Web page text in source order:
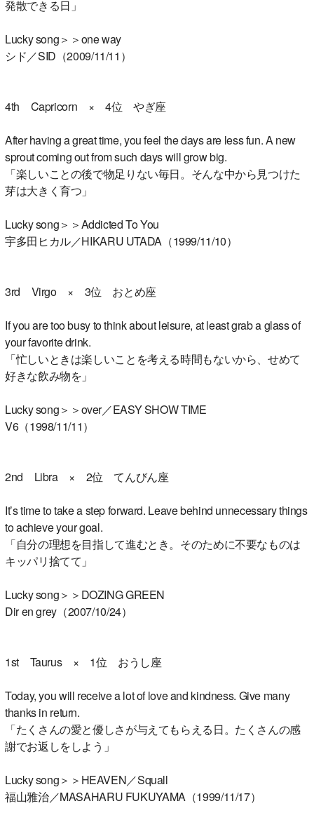
発散できる日」
Lucky song＞＞one way
シド／SID（2009/11/11）
4th Capricorn × 4位 やぎ座
After having a great time, you feel the days are less fun. A new
sprout coming out from such days will grow big.
「楽しいことの後で物足りない毎日。そんな中から見つけた
芽は大きく育つ」
Lucky song＞＞Addicted To You
宇多田ヒカル／HIKARU UTADA（1999/11/10）
3rd Virgo × 3位 おとめ座
If you are too busy to think about leisure, at least grab a glass of
your favorite drink.
「忙しいときは楽しいことを考える時間もないから、せめて
好きな飲み物を」
Lucky song＞＞over／EASY SHOW TIME
V6（1998/11/11）
2nd Libra × 2位 てんびん座
It’s time to take a step forward. Leave behind unnecessary things
to achieve your goal.
「自分の理想を目指して進むとき。そのために不要なものは
キッパリ捨てて」
Lucky song＞＞DOZING GREEN
Dir en grey（2007/10/24）
1st Taurus × 1位 おうし座
Today, you will receive a lot of love and kindness. Give many
thanks in return.
「たくさんの愛と優しさが与えてもらえる日。たくさんの感
謝でお返しをしよう」
Lucky song＞＞HEAVEN／Squall
福山雅治／MASAHARU FUKUYAMA（1999/11/17）